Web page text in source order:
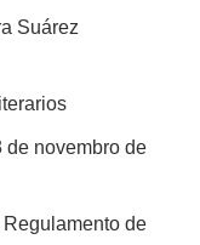
Suárez
de novembro de
de